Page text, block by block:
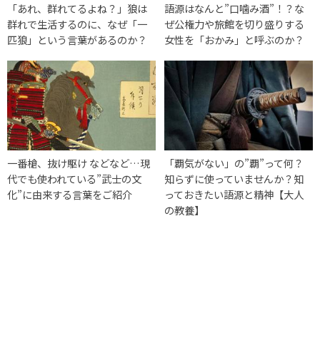
「あれ、群れてるよね？」狼は
群れで生活するのに、なぜ「一
匹狼」という言葉があるのか？
語源はなんと”口噛み酒”！？な
ぜ公権力や旅館を切り盛りする
女性を「おかみ」と呼ぶのか？
一番槍、抜け駆け などなど…現
代でも使われている”武士の文
化”に由来する言葉をご紹介
「覇気がない」の”覇”って何？
知らずに使っていませんか？知
っておきたい語源と精神【大人
の教養】